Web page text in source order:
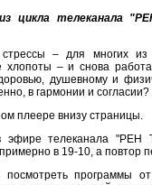
цикла телеканала
– для многих
– и снова
душевному и
в гармонии и согласии?
плеере внизу страницы.
эфире телеканала "РЕН
в 19-10, а повтор
программы